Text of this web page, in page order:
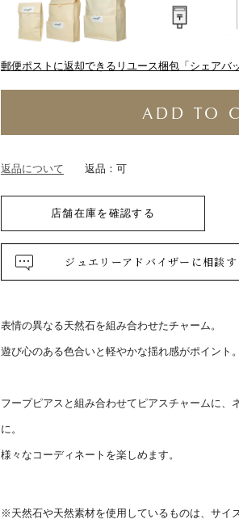
郵便ポストに返却できるリユース梱包「シェアバ
ADD TO
返品について 返品：可
店舗在庫を確認する
ジュエリーアドバイザーに相談す
表情の異なる天然石を組み合わせたチャーム。
遊び心のある色合いと軽やかな揺れ感がポイント。
フープピアスと組み合わせてピアスチャームに、
に。
様々なコーディネートを楽しめます。
※天然石や天然素材を使用しているものは、サイ